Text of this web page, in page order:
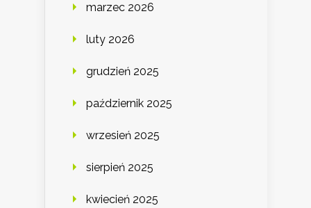
marzec 2026
luty 2026
grudzień 2025
październik 2025
wrzesień 2025
sierpień 2025
kwiecień 2025